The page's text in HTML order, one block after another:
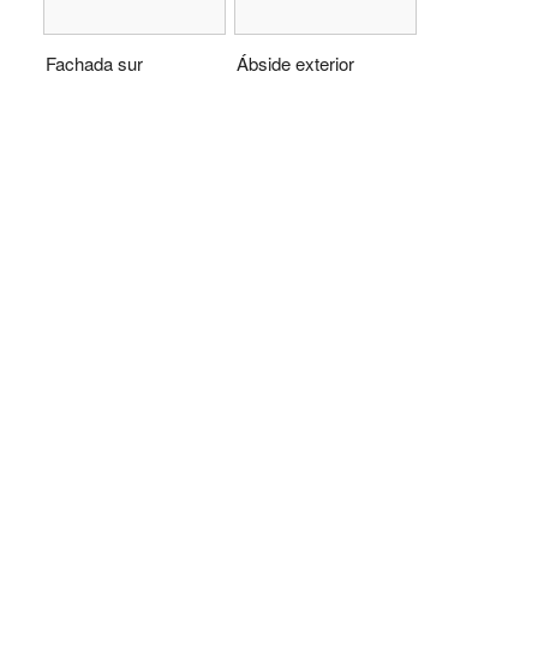
Fachada sur Ábside exterior